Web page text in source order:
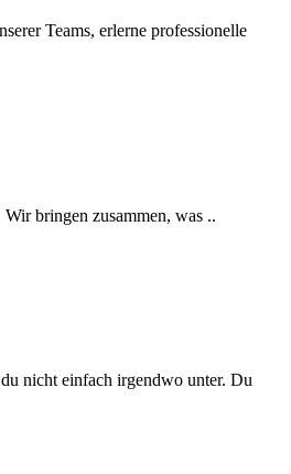
Teams, erlerne professionelle
bringen zusammen, was ..
nicht einfach irgendwo unter. Du